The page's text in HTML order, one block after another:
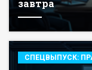
завтра
СПЕЦВЫПУСК: